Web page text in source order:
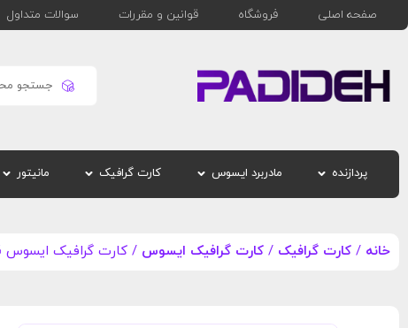
صفحه اصلی فروشگاه قوانین و مقررات سوالات متداول
پردازنده مادربرد ایسوس کارت گرافیک مانیتور
خانه / کارت گرافیک / کارت گرافیک ایسوس / کارت گرافیک ایسوس Dual RTX 4060 TI SSD OC Edition 8GB GDDR6